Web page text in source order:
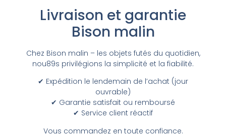
Livraison et garantie
Bison malin
Chez Bison malin – les objets futés du quotidien,
nou89s privilégions la simplicité et la fiabilité.
✔ Expédition le lendemain de l’achat (jour
ouvrable)
✔ Garantie satisfait ou remboursé
✔ Service client réactif
Vous commandez en toute confiance.